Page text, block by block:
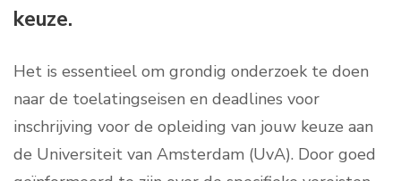
keuze.
Het is essentieel om grondig onderzoek te doen
naar de toelatingseisen en deadlines voor
inschrijving voor de opleiding van jouw keuze aan
de Universiteit van Amsterdam (UvA). Door goed